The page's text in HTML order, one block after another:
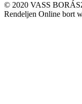
© 2020 VASS
Rendeljen Online bort